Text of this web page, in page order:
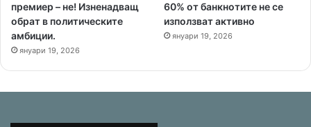
премиер – не! Изненадващ
обрат в политическите
амбиции.
януари 19, 2026
60% от банкнотите не се
използват активно
януари 19, 2026